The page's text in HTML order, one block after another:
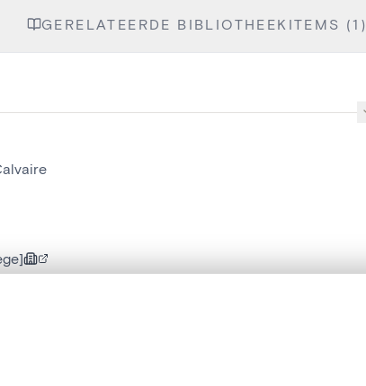
GERELATEERDE BIBLIOTHEEKITEMS (1)